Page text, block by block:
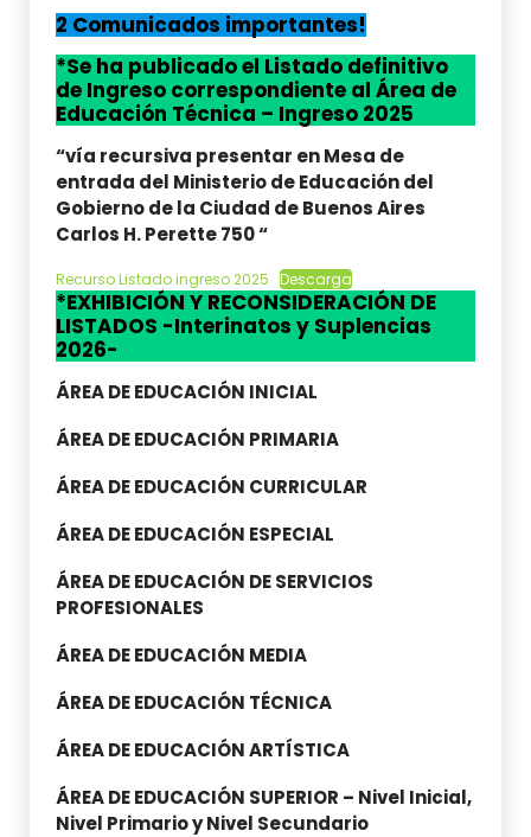
2 Comunicados importantes!
*Se ha publicado el Listado definitivo
de Ingreso correspondiente al Área de
Educación Técnica – Ingreso 2025
“vía recursiva presentar en Mesa de
entrada del Ministerio de Educación del
Gobierno de la Ciudad de Buenos Aires
Carlos H. Perette 750 “
Recurso Listado ingreso 2025 Descarga
*EXHIBICIÓN Y RECONSIDERACIÓN DE
LISTADOS -Interinatos y Suplencias
2026-
ÁREA DE EDUCACIÓN INICIAL
ÁREA DE EDUCACIÓN PRIMARIA
ÁREA DE EDUCACIÓN CURRICULAR
ÁREA DE EDUCACIÓN ESPECIAL
ÁREA DE EDUCACIÓN DE SERVICIOS
PROFESIONALES
ÁREA DE EDUCACIÓN MEDIA
ÁREA DE EDUCACIÓN TÉCNICA
ÁREA DE EDUCACIÓN ARTÍSTICA
ÁREA DE EDUCACIÓN SUPERIOR – Nivel Inicial,
Nivel Primario y Nivel Secundario